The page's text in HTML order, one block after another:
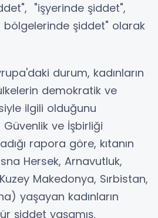
"işyerinde şiddet",
bölgelerinde şiddet" olarak
durum, kadınların
demokratik ve
ilgili olduğunu
ve İşbirliği
rapora göre, kıtanın
Hersek, Arnavutluk,
Makedonya, Sırbistan,
yaşayan kadınların
şiddet yaşamış.